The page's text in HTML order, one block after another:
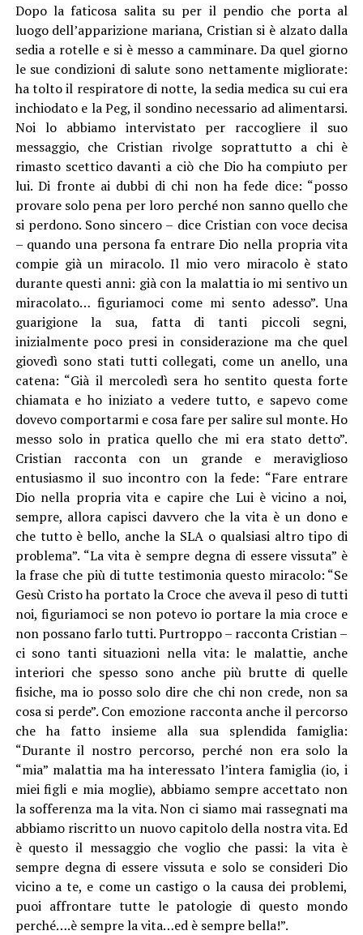
Dopo la faticosa salita su per il pendio che porta al
luogo dell’apparizione mariana, Cristian si è alzato dalla
sedia a rotelle e si è messo a camminare. Da quel giorno
le sue condizioni di salute sono nettamente migliorate:
ha tolto il respiratore di notte, la sedia medica su cui era
inchiodato e la Peg, il sondino necessario ad alimentarsi.
Noi lo abbiamo intervistato per raccogliere il suo
messaggio, che Cristian rivolge soprattutto a chi è
rimasto scettico davanti a ciò che Dio ha compiuto per
lui. Di fronte ai dubbi di chi non ha fede dice: “posso
provare solo pena per loro perché non sanno quello che
si perdono. Sono sincero – dice Cristian con voce decisa
– quando una persona fa entrare Dio nella propria vita
compie già un miracolo. Il mio vero miracolo è stato
durante questi anni: già con la malattia io mi sentivo un
miracolato… figuriamoci come mi sento adesso”. Una
guarigione la sua, fatta di tanti piccoli segni,
inizialmente poco presi in considerazione ma che quel
giovedì sono stati tutti collegati, come un anello, una
catena: “Già il mercoledì sera ho sentito questa forte
chiamata e ho iniziato a vedere tutto, e sapevo come
dovevo comportarmi e cosa fare per salire sul monte. Ho
messo solo in pratica quello che mi era stato detto”.
Cristian racconta con un grande e meraviglioso
entusiasmo il suo incontro con la fede: “Fare entrare
Dio nella propria vita e capire che Lui è vicino a noi,
sempre, allora capisci davvero che la vita è un dono e
che tutto è bello, anche la SLA o qualsiasi altro tipo di
problema”. “La vita è sempre degna di essere vissuta” è
la frase che più di tutte testimonia questo miracolo: “Se
Gesù Cristo ha portato la Croce che aveva il peso di tutti
noi, figuriamoci se non potevo io portare la mia croce e
non possano farlo tutti. Purtroppo – racconta Cristian –
ci sono tanti situazioni nella vita: le malattie, anche
interiori che spesso sono anche più brutte di quelle
fisiche, ma io posso solo dire che chi non crede, non sa
cosa si perde”. Con emozione racconta anche il percorso
che ha fatto insieme alla sua splendida famiglia:
“Durante il nostro percorso, perché non era solo la
“mia” malattia ma ha interessato l’intera famiglia (io, i
miei figli e mia moglie), abbiamo sempre accettato non
la sofferenza ma la vita. Non ci siamo mai rassegnati ma
abbiamo riscritto un nuovo capitolo della nostra vita. Ed
è questo il messaggio che voglio che passi: la vita è
sempre degna di essere vissuta e solo se consideri Dio
vicino a te, e come un castigo o la causa dei problemi,
puoi affrontare tutte le patologie di questo mondo
perché….è sempre la vita…ed è sempre bella!”.